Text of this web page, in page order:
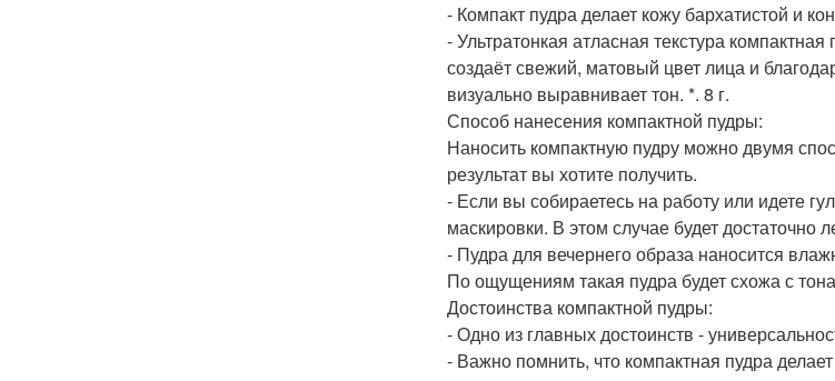
- Компакт пудра делает кожу бархатистой и
- Ультратонкая атласная текстура
создаёт свежий, матовый цвет лица и
визуально выравнивает тон. *. 8 г.
Способ нанесения компактной пудры:
Наносить компактную пудру можно двумя
результат вы хотите получить.
- Если вы собираетесь на работу или идете
маскировки. В этом случае будет
- Пудра для вечернего образа наносится
По ощущениям такая пудра будет схожа с
Достоинства компактной пудры:
- Одно из главных достоинств -
- Важно помнить, что компактная пудра